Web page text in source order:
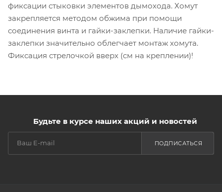
фиксации стыковки элементов дымохода. Хомут
закрепляется методом обжима при помощи
соединения винта и гайки-заклепки. Наличие гайки-
заклепки значительно облегчает монтаж хомута.
Фиксация стрелочкой вверх (см на креплении)!
Будьте в курсе наших акций и новостей
ПОДПИСАТЬСЯ